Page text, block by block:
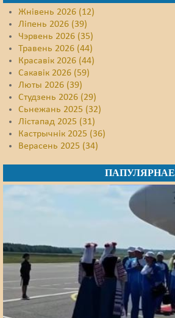
Жнівень 2026 (12)
Ліпень 2026 (39)
Чэрвень 2026 (35)
Травень 2026 (44)
Красавік 2026 (44)
Сакавік 2026 (59)
Люты 2026 (39)
Студзень 2026 (29)
Сьнежань 2025 (32)
Лістапад 2025 (31)
Кастрычнік 2025 (36)
Верасень 2025 (34)
ПАПУЛЯРНАЕ